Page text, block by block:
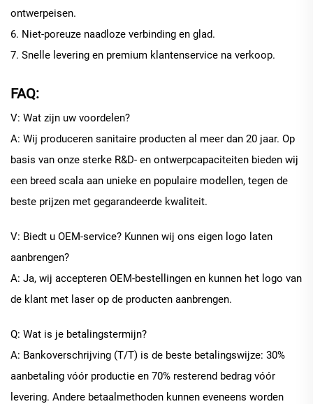
ontwerpeisen.
6. Niet-poreuze naadloze verbinding en glad.
7. Snelle levering en premium klantenservice na verkoop.
FAQ:
V: Wat zijn uw voordelen?
A: Wij produceren sanitaire producten al meer dan 20 jaar. Op
basis van onze sterke R&D- en ontwerpcapaciteiten bieden wij
een breed scala aan unieke en populaire modellen, tegen de
beste prijzen met gegarandeerde kwaliteit.
V: Biedt u OEM-service? Kunnen wij ons eigen logo laten
aanbrengen?
A: Ja, wij accepteren OEM-bestellingen en kunnen het logo van
de klant met laser op de producten aanbrengen.
Q: Wat is je betalingstermijn?
A: Bankoverschrijving (T/T) is de beste betalingswijze: 30%
aanbetaling vóór productie en 70% resterend bedrag vóór
levering. Andere betaalmethoden kunnen eveneens worden